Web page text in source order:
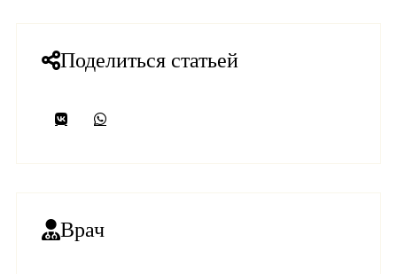
Поделиться статьей
Врач